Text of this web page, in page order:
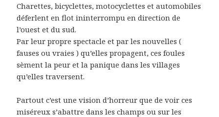
Charettes, bicyclettes, motocyclettes et automobiles
déferlent en flot ininterrompu en direction de
l’ouest et du sud.
Par leur propre spectacle et par les nouvelles (
fauses ou vraies ) qu’elles propagent, ces foules
sèment la peur et la panique dans les villages
qu’elles traversent.
Partout c’est une vision d’horreur que de voir ces
miséreux s’abattre dans les champs ou sur les